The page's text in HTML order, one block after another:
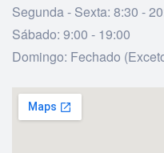
Segunda - Sexta: 8:30 -
Sábado: 9:00 - 19:00
Domingo: Fechado